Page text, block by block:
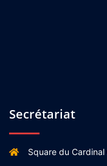
Secrétariat
Square du